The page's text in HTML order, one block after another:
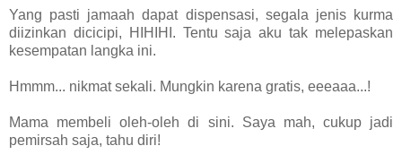
Yang pasti jamaah dapat dispensasi, segala jenis kurma
diizinkan dicicipi, HIHIHI. Tentu saja aku tak melepaskan
kesempatan langka ini.
Hmmm... nikmat sekali. Mungkin karena gratis, eeeaaa...!
Mama membeli oleh-oleh di sini. Saya mah, cukup jadi
pemirsah saja, tahu diri!